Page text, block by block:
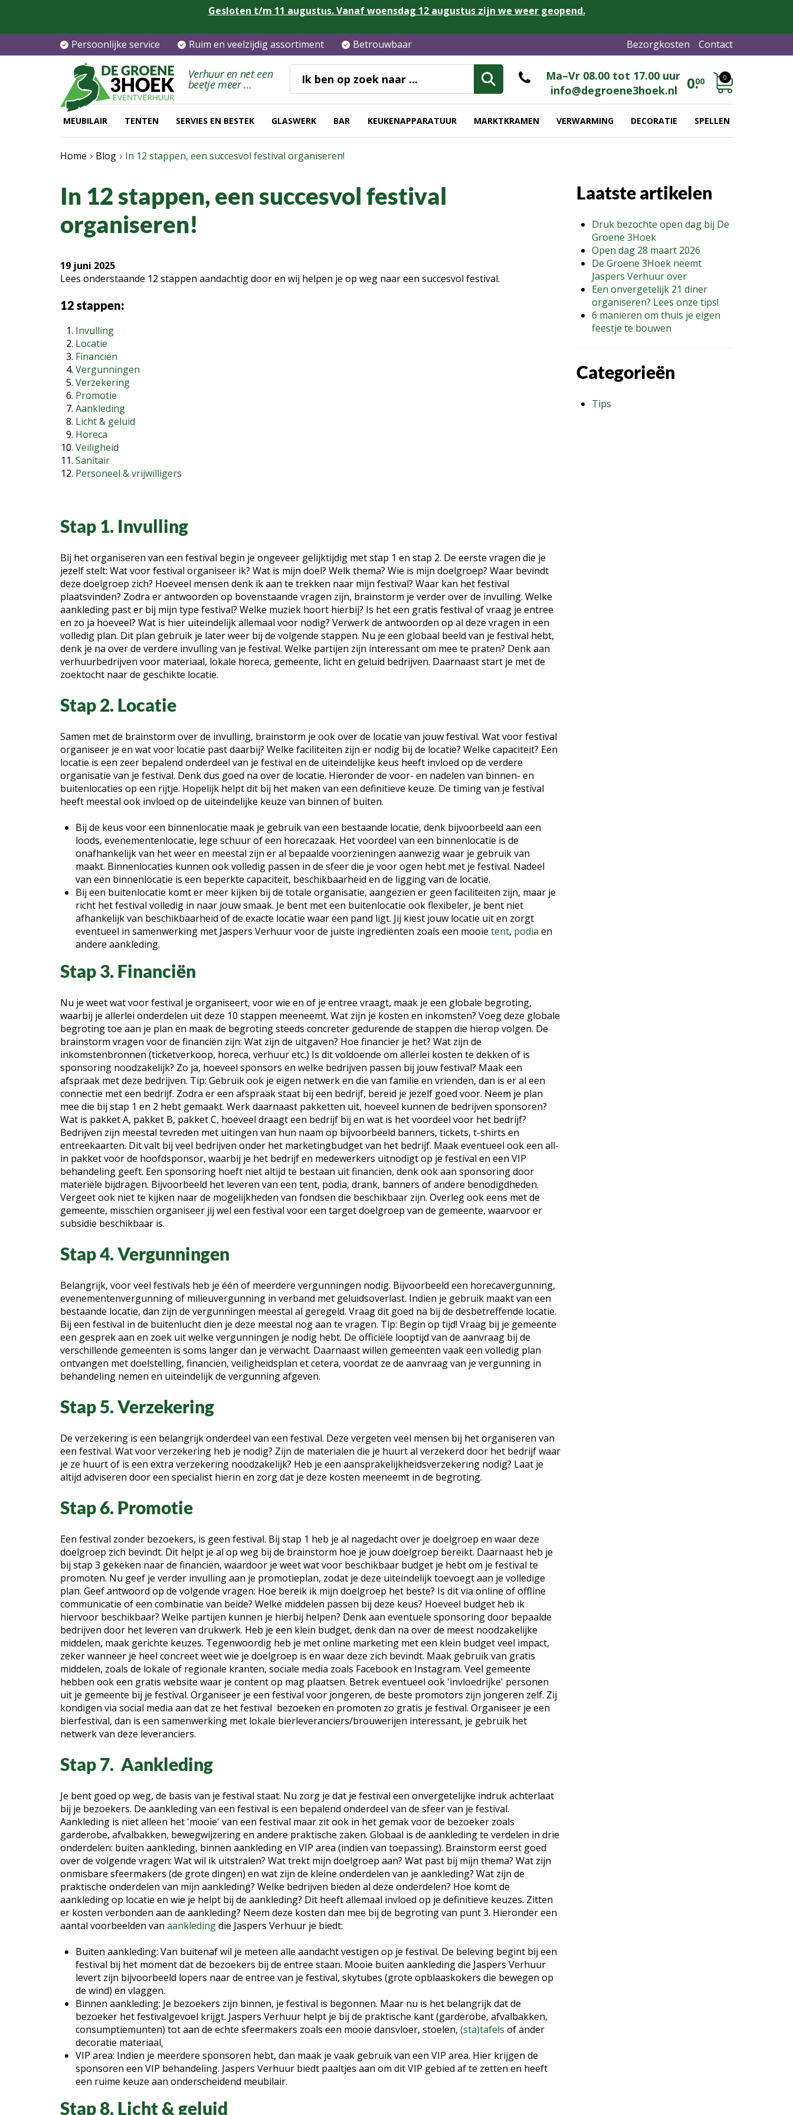
Gesloten t/m 11 augustus. Vanaf woensdag 12 augustus zijn we weer geopend.
Persoonlijke service Ruim en veelzijdig assortiment Betrouwbaar Bezorgkosten Contact
Verhuur en net een
beetje meer …
Ma–Vr 08.00 tot 17.00 uur
info@degroene3hoek.nl
0.00 0
MEUBILAIR TENTEN SERVIES EN BESTEK GLASWERK BAR KEUKENAPPARATUUR MARKTKRAMEN VERWARMING DECORATIE SPELLEN
Home Blog In 12 stappen, een succesvol festival organiseren!
In 12 stappen, een succesvol festival
organiseren!
19 juni 2025
Lees onderstaande 12 stappen aandachtig door en wij helpen je op weg naar een succesvol festival.
12 stappen:
Invulling
Locatie
Financiën
Vergunningen
Verzekering
Promotie
Aankleding
Licht & geluid
Horeca
Veiligheid
Sanitair
Personeel & vrijwilligers
Stap 1. Invulling
Bij het organiseren van een festival begin je ongeveer gelijktijdig met stap 1 en stap 2. De eerste vragen die je
jezelf stelt: Wat voor festival organiseer ik? Wat is mijn doel? Welk thema? Wie is mijn doelgroep? Waar bevindt
deze doelgroep zich? Hoeveel mensen denk ik aan te trekken naar mijn festival? Waar kan het festival
plaatsvinden? Zodra er antwoorden op bovenstaande vragen zijn, brainstorm je verder over de invulling. Welke
aankleding past er bij mijn type festival? Welke muziek hoort hierbij? Is het een gratis festival of vraag je entree
en zo ja hoeveel? Wat is hier uiteindelijk allemaal voor nodig? Verwerk de antwoorden op al deze vragen in een
volledig plan. Dit plan gebruik je later weer bij de volgende stappen. Nu je een globaal beeld van je festival hebt,
denk je na over de verdere invulling van je festival. Welke partijen zijn interessant om mee te praten? Denk aan
verhuurbedrijven voor materiaal, lokale horeca, gemeente, licht en geluid bedrijven. Daarnaast start je met de
zoektocht naar de geschikte locatie.
Stap 2. Locatie
Samen met de brainstorm over de invulling, brainstorm je ook over de locatie van jouw festival. Wat voor festival
organiseer je en wat voor locatie past daarbij? Welke faciliteiten zijn er nodig bij de locatie? Welke capaciteit? Een
locatie is een zeer bepalend onderdeel van je festival en de uiteindelijke keus heeft invloed op de verdere
organisatie van je festival. Denk dus goed na over de locatie. Hieronder de voor- en nadelen van binnen- en
buitenlocaties op een rijtje. Hopelijk helpt dit bij het maken van een definitieve keuze. De timing van je festival
heeft meestal ook invloed op de uiteindelijke keuze van binnen of buiten.
Bij de keus voor een binnenlocatie maak je gebruik van een bestaande locatie, denk bijvoorbeeld aan een
loods, evenementenlocatie, lege schuur of een horecazaak. Het voordeel van een binnenlocatie is de
onafhankelijk van het weer en meestal zijn er al bepaalde voorzieningen aanwezig waar je gebruik van
maakt. Binnenlocaties kunnen ook volledig passen in de sfeer die je voor ogen hebt met je festival. Nadeel
van een binnenlocatie is een beperkte capaciteit, beschikbaarheid en de ligging van de locatie.
Bij een buitenlocatie komt er meer kijken bij de totale organisatie, aangezien er geen faciliteiten zijn, maar je
richt het festival volledig in naar jouw smaak. Je bent met een buitenlocatie ook flexibeler, je bent niet
afhankelijk van beschikbaarheid of de exacte locatie waar een pand ligt. Jij kiest jouw locatie uit en zorgt
eventueel in samenwerking met Jaspers Verhuur voor de juiste ingrediënten zoals een mooie tent, podia en
andere aankleding.
Stap 3. Financiën
Nu je weet wat voor festival je organiseert, voor wie en of je entree vraagt, maak je een globale begroting,
waarbij je allerlei onderdelen uit deze 10 stappen meeneemt. Wat zijn je kosten en inkomsten? Voeg deze globale
begroting toe aan je plan en maak de begroting steeds concreter gedurende de stappen die hierop volgen. De
brainstorm vragen voor de financiën zijn: Wat zijn de uitgaven? Hoe financier je het? Wat zijn de
inkomstenbronnen (ticketverkoop, horeca, verhuur etc.) Is dit voldoende om allerlei kosten te dekken of is
sponsoring noodzakelijk? Zo ja, hoeveel sponsors en welke bedrijven passen bij jouw festival? Maak een
afspraak met deze bedrijven. Tip: Gebruik ook je eigen netwerk en die van familie en vrienden, dan is er al een
connectie met een bedrijf. Zodra er een afspraak staat bij een bedrijf, bereid je jezelf goed voor. Neem je plan
mee die bij stap 1 en 2 hebt gemaakt. Werk daarnaast pakketten uit, hoeveel kunnen de bedrijven sponsoren?
Wat is pakket A, pakket B, pakket C, hoeveel draagt een bedrijf bij en wat is het voordeel voor het bedrijf?
Bedrijven zijn meestal tevreden met uitingen van hun naam op bijvoorbeeld banners, tickets, t-shirts en
entreekaarten. Dit valt bij veel bedrijven onder het marketingbudget van het bedrijf. Maak eventueel ook een all-
in pakket voor de hoofdsponsor, waarbij je het bedrijf en medewerkers uitnodigt op je festival en een VIP
behandeling geeft. Een sponsoring hoeft niet altijd te bestaan uit financiën, denk ook aan sponsoring door
materiële bijdragen. Bijvoorbeeld het leveren van een tent, podia, drank, banners of andere benodigdheden.
Vergeet ook niet te kijken naar de mogelijkheden van fondsen die beschikbaar zijn. Overleg ook eens met de
gemeente, misschien organiseer jij wel een festival voor een target doelgroep van de gemeente, waarvoor er
subsidie beschikbaar is.
Stap 4. Vergunningen
Belangrijk, voor veel festivals heb je één of meerdere vergunningen nodig. Bijvoorbeeld een horecavergunning,
evenementenvergunning of milieuvergunning in verband met geluidsoverlast. Indien je gebruik maakt van een
bestaande locatie, dan zijn de vergunningen meestal al geregeld. Vraag dit goed na bij de desbetreffende locatie.
Bij een festival in de buitenlucht dien je deze meestal nog aan te vragen. Tip: Begin op tijd! Vraag bij je gemeente
een gesprek aan en zoek uit welke vergunningen je nodig hebt. De officiële looptijd van de aanvraag bij de
verschillende gemeenten is soms langer dan je verwacht. Daarnaast willen gemeenten vaak een volledig plan
ontvangen met doelstelling, financiën, veiligheidsplan et cetera, voordat ze de aanvraag van je vergunning in
behandeling nemen en uiteindelijk de vergunning afgeven.
Stap 5. Verzekering
De verzekering is een belangrijk onderdeel van een festival. Deze vergeten veel mensen bij het organiseren van
een festival. Wat voor verzekering heb je nodig? Zijn de materialen die je huurt al verzekerd door het bedrijf waar
je ze huurt of is een extra verzekering noodzakelijk? Heb je een aansprakelijkheidsverzekering nodig? Laat je
altijd adviseren door een specialist hierin en zorg dat je deze kosten meeneemt in de begroting.
Stap 6. Promotie
Een festival zonder bezoekers, is geen festival. Bij stap 1 heb je al nagedacht over je doelgroep en waar deze
doelgroep zich bevindt. Dit helpt je al op weg bij de brainstorm hoe je jouw doelgroep bereikt. Daarnaast heb je
bij stap 3 gekeken naar de financiën, waardoor je weet wat voor beschikbaar budget je hebt om je festival te
promoten. Nu geef je verder invulling aan je promotieplan, zodat je deze uiteindelijk toevoegt aan je volledige
plan. Geef antwoord op de volgende vragen: Hoe bereik ik mijn doelgroep het beste? Is dit via online of offline
communicatie of een combinatie van beide? Welke middelen passen bij deze keus? Hoeveel budget heb ik
hiervoor beschikbaar? Welke partijen kunnen je hierbij helpen? Denk aan eventuele sponsoring door bepaalde
bedrijven door het leveren van drukwerk. Heb je een klein budget, denk dan na over de meest noodzakelijke
middelen, maak gerichte keuzes. Tegenwoordig heb je met online marketing met een klein budget veel impact,
zeker wanneer je heel concreet weet wie je doelgroep is en waar deze zich bevindt. Maak gebruik van gratis
middelen, zoals de lokale of regionale kranten, sociale media zoals Facebook en Instagram. Veel gemeente
hebben ook een gratis website waar je content op mag plaatsen. Betrek eventueel ook 'invloedrijke' personen
uit je gemeente bij je festival. Organiseer je een festival voor jongeren, de beste promotors zijn jongeren zelf. Zij
kondigen via social media aan dat ze het festival bezoeken en promoten zo gratis je festival. Organiseer je een
bierfestival, dan is een samenwerking met lokale bierleveranciers/brouwerijen interessant, je gebruik het
netwerk van deze leveranciers.
Stap 7. Aankleding
Je bent goed op weg, de basis van je festival staat. Nu zorg je dat je festival een onvergetelijke indruk achterlaat
bij je bezoekers. De aankleding van een festival is een bepalend onderdeel van de sfeer van je festival.
Aankleding is niet alleen het 'mooie' van een festival maar zit ook in het gemak voor de bezoeker zoals
garderobe, afvalbakken, bewegwijzering en andere praktische zaken. Globaal is de aankleding te verdelen in drie
onderdelen: buiten aankleding, binnen aankleding en VIP area (indien van toepassing). Brainstorm eerst goed
over de volgende vragen: Wat wil ik uitstralen? Wat trekt mijn doelgroep aan? Wat past bij mijn thema? Wat zijn
onmisbare sfeermakers (de grote dingen) en wat zijn de kleine onderdelen van je aankleding? Wat zijn de
praktische onderdelen van mijn aankleding? Welke bedrijven bieden al deze onderdelen? Hoe komt de
aankleding op locatie en wie je helpt bij de aankleding? Dit heeft allemaal invloed op je definitieve keuzes. Zitten
er kosten verbonden aan de aankleding? Neem deze kosten dan mee bij de begroting van punt 3. Hieronder een
aantal voorbeelden van aankledingdie Jaspers Verhuur je biedt:
Buiten aankleding: Van buitenaf wil je meteen alle aandacht vestigen op je festival. De beleving begint bij een
festival bij het moment dat de bezoekers bij de entree staan. Mooie buiten aankleding die Jaspers Verhuur
levert zijn bijvoorbeeld lopers naar de entree van je festival, skytubes (grote opblaaskokers die bewegen op
de wind) en vlaggen.
Binnen aankleding: Je bezoekers zijn binnen, je festival is begonnen. Maar nu is het belangrijk dat de
bezoeker het festivalgevoel krijgt. Jaspers Verhuur helpt je bij de praktische kant (garderobe, afvalbakken,
consumptiemunten) tot aan de echte sfeermakers zoals een mooie dansvloer, stoelen, (sta)tafels of ander
decoratie materiaal.
VIP area: Indien je meerdere sponsoren hebt, dan maak je vaak gebruik van een VIP area. Hier krijgen de
sponsoren een VIP behandeling. Jaspers Verhuur biedt paaltjes aan om dit VIP gebied af te zetten en heeft
een ruime keuze aan onderscheidend meubilair.
Stap 8. Licht & geluid
Laatste artikelen
Druk bezochte open dag bij De
Groene 3Hoek
Open dag 28 maart 2026
De Groene 3Hoek neemt
Jaspers Verhuur over
Een onvergetelijk 21 diner
organiseren? Lees onze tips!
6 manieren om thuis je eigen
feestje te bouwen
Categorieën
Tips